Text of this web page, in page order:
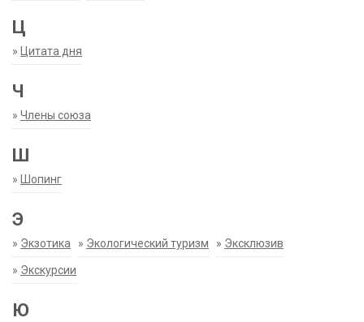
Ц
» Цитата дня
Ч
» Члены союза
Ш
» Шопинг
Э
» Экзотика » Экологический туризм » Эксклюзив
» Экскурсии
Ю